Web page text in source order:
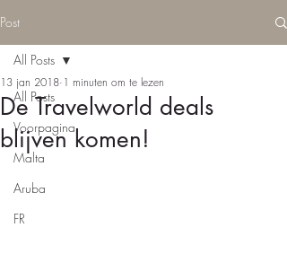
Post
All Posts
Voorpagina
Malta
Aruba
FR
All Posts
De Travelworld deals
blijven komen!
13 jan 2018 1 minuten om te lezen